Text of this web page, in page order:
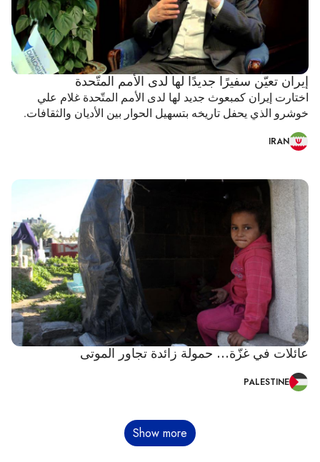
إيران تعيّن سفيرًا جديدًا لها لدى الأمم المتّحدة
اختارت إيران كمبعوث جديد لها لدى الأمم المتّحدة غلام علي
خوشرو الذي يحفل تاريخه بتسهيل الحوار بين الأديان والثقافات.
IRAN
عائلات في غزّة... حمولة زائدة تجاور الموتى
PALESTINE
Show more